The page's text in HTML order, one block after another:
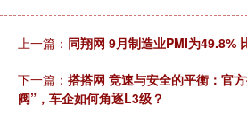
上一篇： 同翔网 9月制造业PMI为49.8%
下一篇： 搭搭网 竞速与安全的平衡：官
阀”，车企如何角逐L3级？